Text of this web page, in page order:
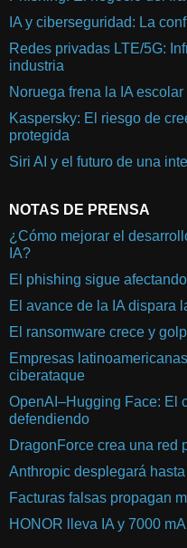
IA y ciberseguridad: La
Redes privadas LTE/5G:
industria
Noruega frena la IA
Kaspersky: El riesgo de
protegida
Siri AI y el futuro de una
NOTAS DE PRENSA
¿Cómo mejorar el
IA?
El phishing sigue
El avance de la IA dispara
El ransomware crece y
Empresas
ciberataque
OpenAI–Hugging Face: El
defendiendo
DragonForce crea una red
Anthropic desplegará
Facturas falsas propagan
HONOR lleva IA y 7000